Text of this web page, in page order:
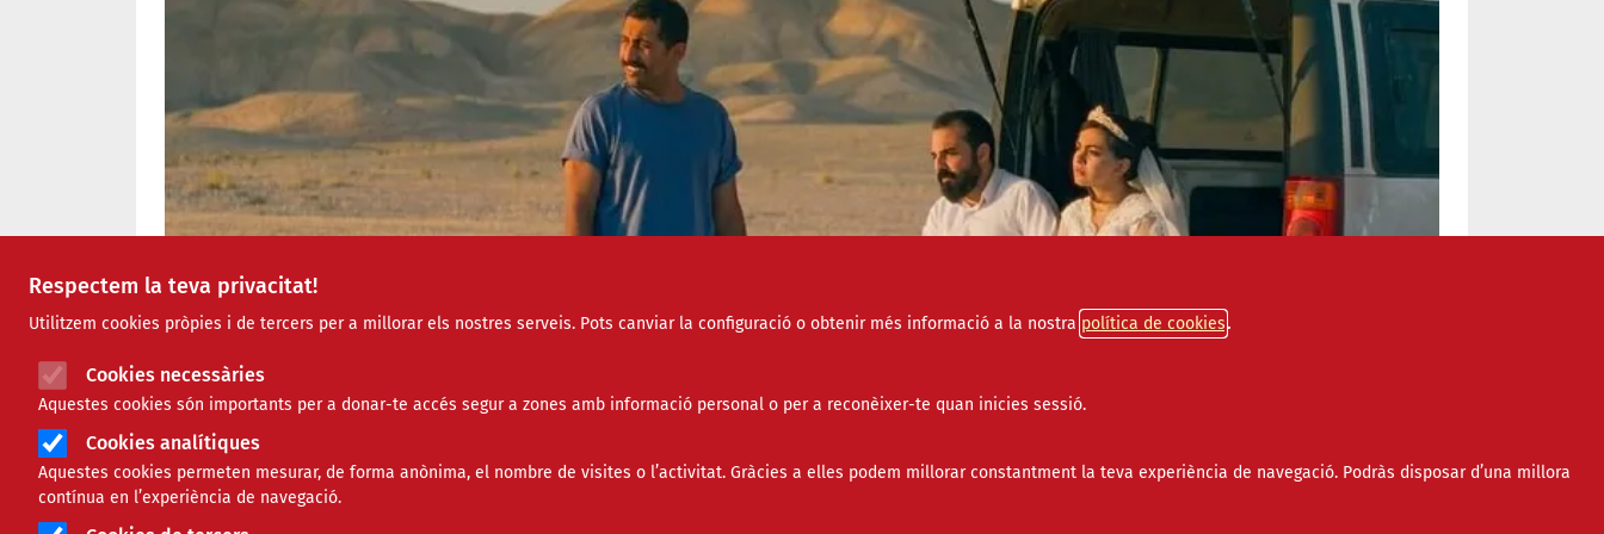
Respectem la teva privacitat!
Utilitzem cookies pròpies i de tercers per a millorar els nostres serveis. Pots canviar la configuració o obtenir més informació a la nostra política de cookies
Cookies necessàries
Aquestes cookies són importants per a donar-te accés segur a zones amb informació personal o per a reconèixer-te quan inicies sessió.
Cookies analítiques
Aquestes cookies permeten mesurar, de forma anònima, el nombre de visites o l’activitat. Gràcies a elles podem millorar constantment la teva experiència de navegació. Podràs disposar d’una millora
contínua en l’experiència de navegació.